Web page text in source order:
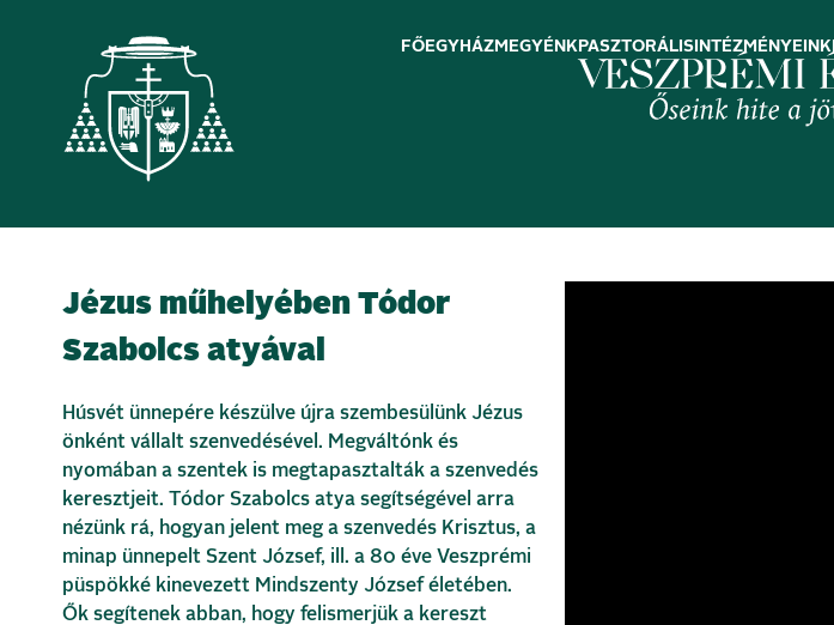
content
FŐEGYHÁZMEGYÉNK PASZTORÁLIS INTÉZMÉNYEINK
Jézus műhelyében Tódor
Szabolcs atyával
Húsvét ünnepére készülve újra szembesülünk Jézus
önként vállalt szenvedésével. Megváltónk és
nyomában a szentek is megtapasztalták a szenvedés
keresztjeit. Tódor Szabolcs atya segítségével arra
nézünk rá, hogyan jelent meg a szenvedés Krisztus, a
minap ünnepelt Szent József, ill. a 80 éve Veszprémi
püspökké kinevezett Mindszenty József életében.
Ők segítenek abban, hogy felismerjük a kereszt